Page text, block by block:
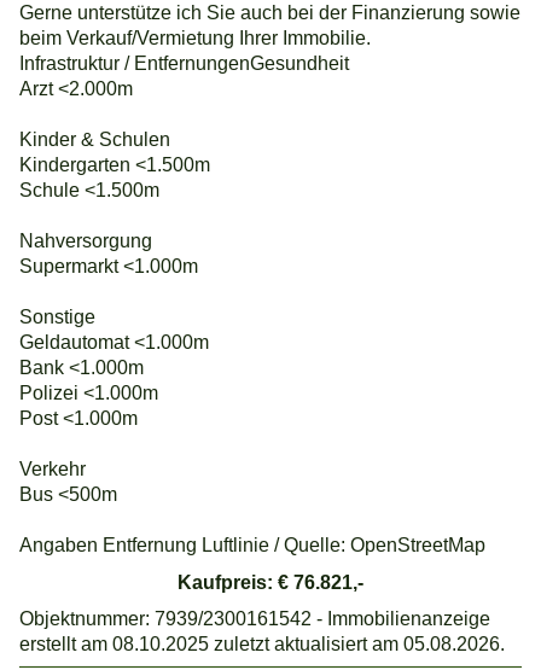
Gerne unterstütze ich Sie auch bei der Finanzierung sowie
beim Verkauf/Vermietung Ihrer Immobilie.
Infrastruktur / EntfernungenGesundheit
Arzt <2.000m
Kinder & Schulen
Kindergarten <1.500m
Schule <1.500m
Nahversorgung
Supermarkt <1.000m
Sonstige
Geldautomat <1.000m
Bank <1.000m
Polizei <1.000m
Post <1.000m
Verkehr
Bus <500m
Angaben Entfernung Luftlinie / Quelle: OpenStreetMap
Kaufpreis: € 76.821,-
Objektnummer: 7939/2300161542 - Immobilienanzeige
erstellt am 08.10.2025 zuletzt aktualisiert am 05.08.2026.